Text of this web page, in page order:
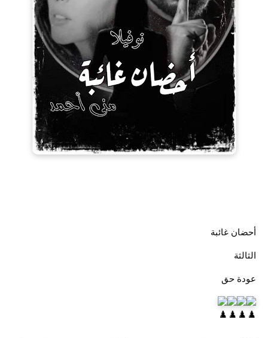
أحضان غائبة
الثالثة
عودة حق